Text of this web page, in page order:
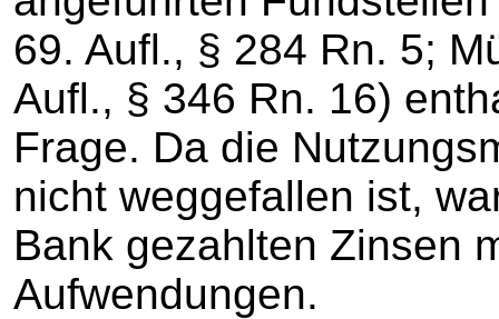
69. Aufl., § 284 Rn. 5;
Aufl., § 346 Rn. 16)
Frage. Da die
nicht weggefallen ist,
Bank gezahlten Zinsen
Aufwendungen.